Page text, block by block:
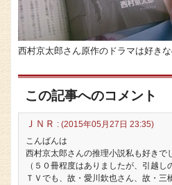
西村京太郎さん原作のドラマは好き
この記事へのコメント
ＪＮＲ : (2015年05月27日 23:35)
こんばんは
西村京太郎さんの推理小説私も好きで
（５０冊程度はありましたが、引越し
ＴＶでも、故・愛川欽也さん、故・